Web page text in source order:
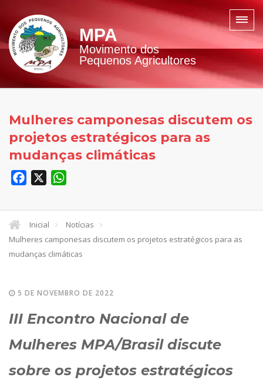
MPA
Movimento dos
Pequenos Agricultores
Mulheres camponesas discutem os
projetos estratégicos para as
mudanças climáticas
Facebook
Inicial
Notícias
Mulheres camponesas discutem os projetos estratégicos para as
mudanças climáticas
5 DE NOVEMBRO DE 2022
III Encontro Nacional de
Mulheres MPA/Brasil discute
sobre os projetos estratégicos